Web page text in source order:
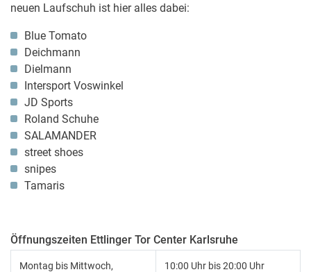
neuen Laufschuh ist hier alles dabei:
Blue Tomato
Deichmann
Dielmann
Intersport Voswinkel
JD Sports
Roland Schuhe
SALAMANDER
street shoes
snipes
Tamaris
Öffnungszeiten Ettlinger Tor Center Karlsruhe
Montag bis Mittwoch,
10:00 Uhr bis 20:00 Uhr